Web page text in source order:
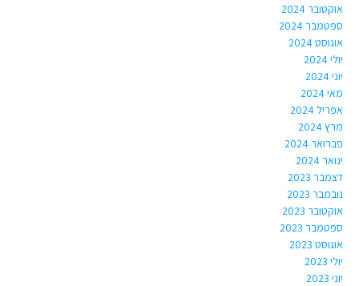
אוקטובר 2024
ספטמבר 2024
אוגוסט 2024
יולי 2024
יוני 2024
מאי 2024
אפריל 2024
מרץ 2024
פברואר 2024
ינואר 2024
דצמבר 2023
נובמבר 2023
אוקטובר 2023
ספטמבר 2023
אוגוסט 2023
יולי 2023
יוני 2023